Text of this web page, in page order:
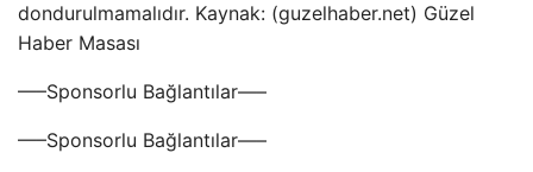
dondurulmamalıdır. Kaynak: (guzelhaber.net) Güzel
Haber Masası
—–Sponsorlu Bağlantılar—–
—–Sponsorlu Bağlantılar—–